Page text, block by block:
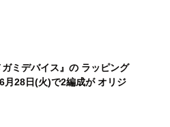
ミデバイス』の ラッピング
月28日(火)で2編成が オリジ